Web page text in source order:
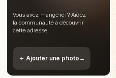
Vous avez mangé ici ? Aidez
la communauté à découvrir
cette adresse.
＋ Ajouter une photo →